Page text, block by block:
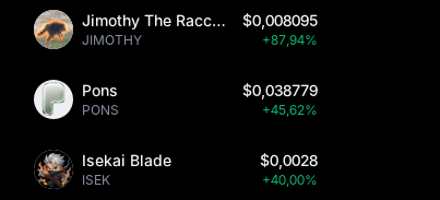
Jimothy The Raccoon
JIMOTHY
$0,008095
+87,94%
Pons
PONS
$0,038779
+45,62%
Isekai Blade
ISEK
$0,0028
+40,00%